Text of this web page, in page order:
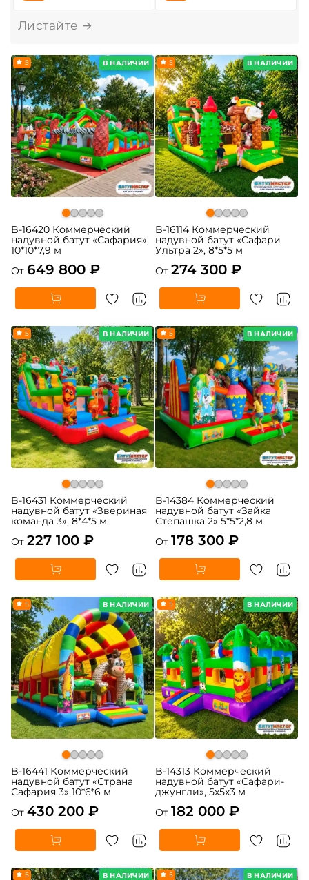
В НАЛИЧИИ
5
B-16420 Коммерческий
надувной батут «Сафария»,
10*10*7,9 м
От 649 800 ₽
В НАЛИЧИИ
5
B-16114 Коммерческий
надувной батут «Сафари
Ультра 2», 8*5*5 м
От 274 300 ₽
В НАЛИЧИИ
5
B-16431 Коммерческий
надувной батут «Звериная
команда 3», 8*4*5 м
От 227 100 ₽
В НАЛИЧИИ
5
B-14384 Коммерческий
надувной батут «Зайка
Степашка 2» 5*5*2,8 м
От 178 300 ₽
В НАЛИЧИИ
5
B-16441 Коммерческий
надувной батут «Страна
Сафария 3» 10*6*6 м
От 430 200 ₽
В НАЛИЧИИ
5
B-14313 Коммерческий
надувной батут «Сафари-
джунгли», 5x5x3 м
От 182 000 ₽
В НАЛИЧИИ
5 В НАЛИЧИИ
5